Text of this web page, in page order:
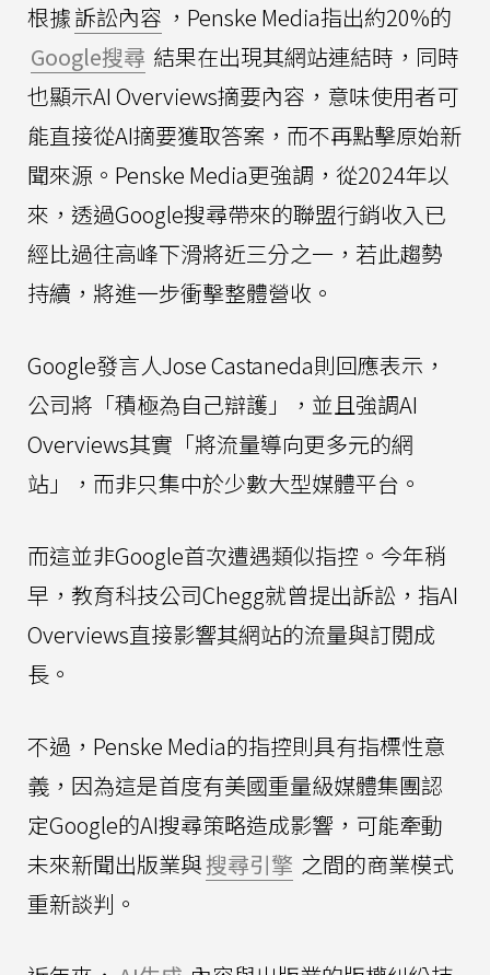
根據訴訟內容 ，Penske Media指出約20%的
Google搜尋 結果在出現其網站連結時，同時
也顯示AI Overviews摘要內容，意味使用者可
能直接從AI摘要獲取答案，而不再點擊原始新
聞來源。Penske Media更強調，從2024年以
來，透過Google搜尋帶來的聯盟行銷收入已
經比過往高峰下滑將近三分之一，若此趨勢
持續，將進一步衝擊整體營收。
Google發言人Jose Castaneda則回應表示，
公司將「積極為自己辯護」，並且強調AI
Overviews其實「將流量導向更多元的網
站」，而非只集中於少數大型媒體平台。
而這並非Google首次遭遇類似指控。今年稍
早，教育科技公司Chegg就曾提出訴訟，指AI
Overviews直接影響其網站的流量與訂閱成
長。
不過，Penske Media的指控則具有指標性意
義，因為這是首度有美國重量級媒體集團認
定Google的AI搜尋策略造成影響，可能牽動
未來新聞出版業與搜尋引擎 之間的商業模式
重新談判。